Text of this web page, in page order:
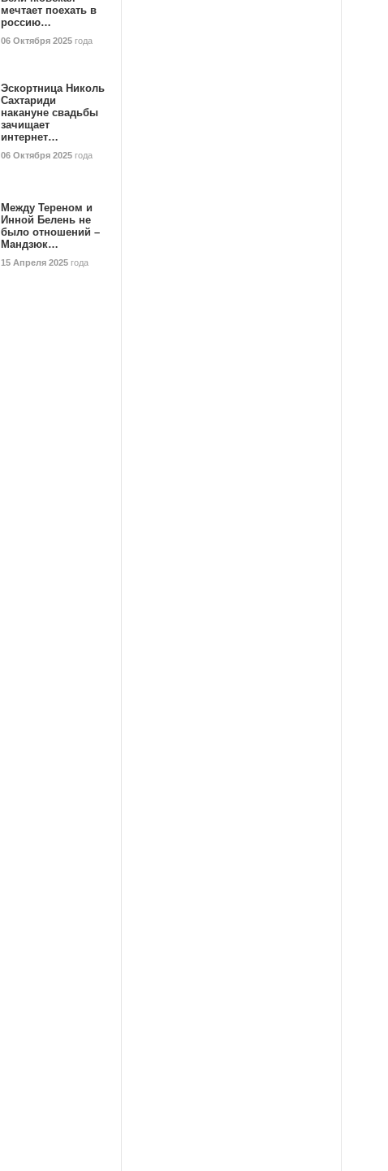
мечтает поехать в
россию…
06 Октября 2025 года
Эскортница Николь
Сахтариди
накануне свадьбы
зачищает
интернет…
06 Октября 2025 года
Между Тереном и
Инной Белень не
было отношений –
Мандзюк…
15 Апреля 2025 года